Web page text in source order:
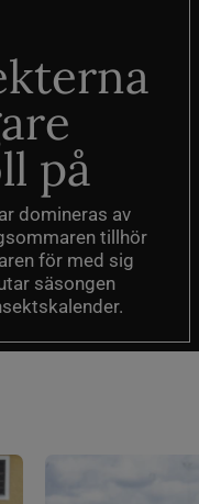
på
domineras av
tillhör
för med sig
säsongen